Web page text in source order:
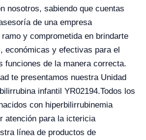
nosotros, sabiendo que cuentas
de una empresa
y comprometida en brindarte
económicas y efectivas para el
funciones de la manera correcta.
te presentamos nuestra Unidad
infantil YR02194.Todos los
con hiperbilirrubinemia
atención para la ictericia
línea de productos de